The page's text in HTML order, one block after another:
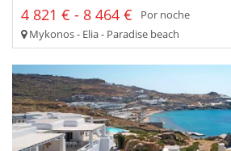
4 821 € - 8 464 €
Por noche
Mykonos - Elia - Paradise beach